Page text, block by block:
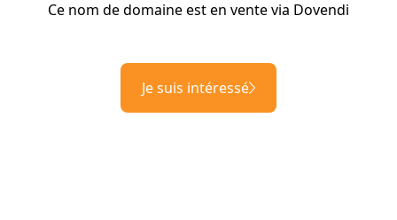
Ce nom de domaine est en vente via Dovendi
Je suis intéressé